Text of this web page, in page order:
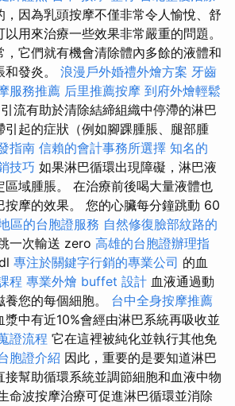
，因為乳頭按摩不僅非常令人愉悅、舒
用來治療一些效果非常嚴重的問題。
，它們就有機會清除體內多餘的液體和
發炎。 浪漫戶外婚禮外燴方案 牙齒
服務推薦 后里推薦按摩 到府外燴輕鬆
引流有助於清除結締組織中停滯的淋巴
引起的症狀（例如腳踝腫脹、腿部腫
指南 信賴的會計事務所選擇 知名的
技巧 如果淋巴循環出現障礙，淋巴液
區域腫脹。 在治療前後喝大量液體也
按摩的效果。 您的心臟每分鐘跳動 60
區的台胞證服務 自然修復臉部紋路的
一次輸送 zero 高雄的台胞證辦理指
專注於關鍵字行銷的專業公司 的血
程 專業外燴 buffet 設計 血液通過動
您的每個細胞。 台中全身按摩推薦
中有近10%會經由淋巴系統再吸收並
證流程 它在這裡被純化並執行其他免
胞證介紹 因此，重要的是要知道淋巴
接幫助循環系統並調節細胞和血液中物
命波按摩治療可促進淋巴循環並消除